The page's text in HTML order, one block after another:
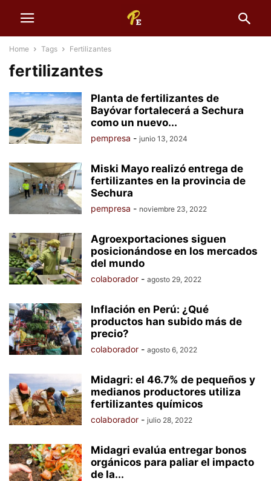
Home Tags Fertilizantes
fertilizantes
Planta de fertilizantes de
Bayóvar fortalecerá a Sechura
como un nuevo...
pempresa - junio 13, 2024
Miski Mayo realizó entrega de
fertilizantes en la provincia de
Sechura
pempresa - noviembre 23, 2022
Agroexportaciones siguen
posicionándose en los mercados
del mundo
colaborador - agosto 29, 2022
Inflación en Perú: ¿Qué
productos han subido más de
precio?
colaborador - agosto 6, 2022
Midagri: el 46.7% de pequeños y
medianos productores utiliza
fertilizantes químicos
colaborador - julio 28, 2022
Midagri evalúa entregar bonos
orgánicos para paliar el impacto
de la...